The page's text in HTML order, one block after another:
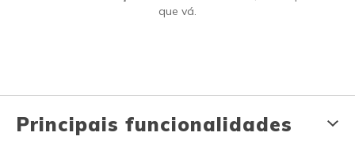
que vá.
Principais funcionalidades